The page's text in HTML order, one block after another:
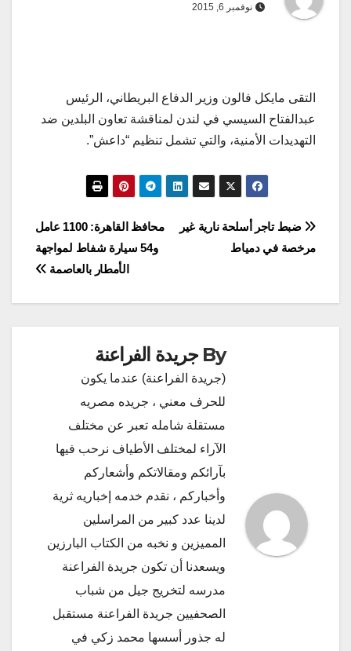
نوفمبر 6, 2015
التقى مايكل فالون وزير الدفاع البريطاني، الرئيس
عبدالفتاح السيسي في لندن لمناقشة تعاون البلدين ضد
التهديدات الأمنية، والتي تشمل تنظيم “داعش”.
تصفّح
المقالات
محافظ القاهرة: 1100 عامل
و54 سيارة شفاط لمواجهة
الأمطار بالعاصمة
ضبط تاجر أسلحة نارية غير
مرخصة في دمياط
By جريدة الفراعنة
(جريدة الفراعنة) عندما يكون
للحرف معني ، جريده مصريه
مستقلة شامله تعبر عن مختلف
الآراء لمختلف الأطياف نرحب فيها
بآرائكم ومقالاتكم وأشعاركم
وأخباركم ، نقدم خدمه إخباريه ثرية
لدينا عدد كبير من المراسلين
المميزين و نخبه من الكتاب البارزين
ويسعدنا أن تكون جريدة الفراعنة
مدرسه لتخريج جيل من شباب
الصحفيين جريدة الفراعنة مستقبل
له جذور أسسها محمد زكي في